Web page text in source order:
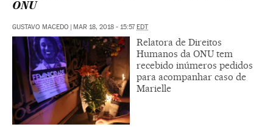
ONU
GUSTAVO MACEDO | MAR 18, 2018 - 15:57EDT
Relatora de Direitos
Humanos da ONU tem
recebido inúmeros pedidos
para acompanhar caso de
Marielle